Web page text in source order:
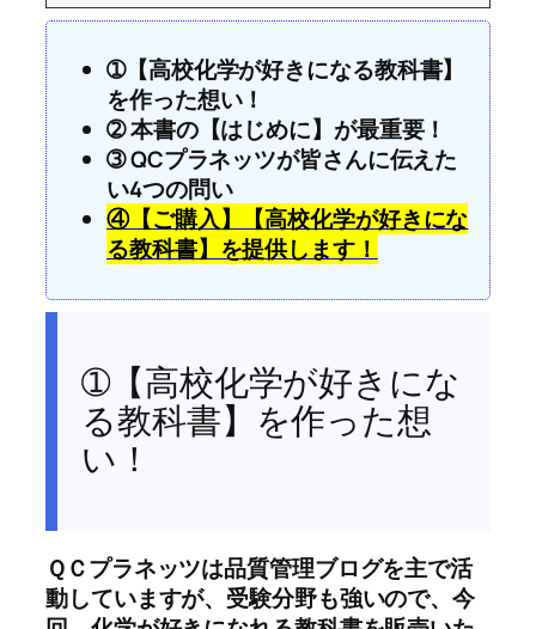
➀【高校化学が好きになる教科書】
を作った想い！
➁ 本書の【はじめに】が最重要！
➂ QCプラネッツが皆さんに伝えた
い4つの問い
④【ご購入】【高校化学が好きにな
る教科書】を提供します！
➀【高校化学が好きにな
る教科書】を作った想
い！
ＱＣプラネッツは品質管理ブログを主で活
動していますが、受験分野も強いので、今